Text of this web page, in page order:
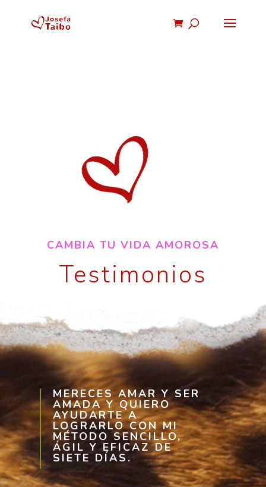
CAMBIA TU VIDA AMOROSA
Testimonios
MERECES AMAR Y SER
AMADA Y QUIERO
AYUDARTE A
LOGRARLO CON MI
MÉTODO SENCILLO,
ÁGIL Y EFICAZ DE
SIETE DÍAS.